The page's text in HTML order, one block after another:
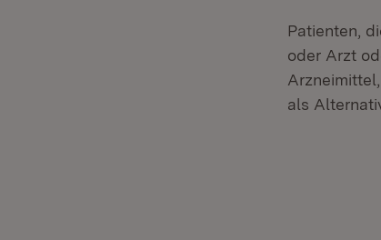
Patienten,
oder Arzt
als